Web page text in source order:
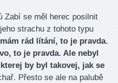
Zabí se měl herec posilnit
strachu z tohoto typu
rád lítání, to je pravda.
to je pravda. Ale nebyl
by byl takovej, jak se
Přesto se ale na palubě